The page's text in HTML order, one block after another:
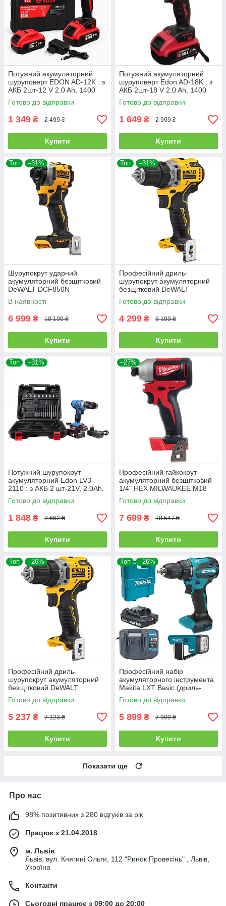
Потужний акумуляторний
шуруповерт EDON AD-12K : з
АКБ 2шт-12 V 2.0 Ah, 1400
об/хв, Нм 30, патрон 10 мм
Готово до відправки
1 349 ₴ 2 499 ₴
Купити
Потужний акумуляторний
шуруповерт Edon AD-18K : з
АКБ 2шт-18 V 2.0 Ah, 1400
об/хв, Нм 30, патрон 10 мм
Готово до відправки
1 649 ₴ 2 999 ₴
Купити
Топ –31%
Шурупокрут ударний
акумуляторний безщітковий
DeWALT DCF850N
В наявності
6 999 ₴ 10 199 ₴
Купити
Топ –31%
Професійний дриль-
шурупокрут акумуляторний
безщітковий DeWALT
DCD708N : без АКБ, 65Нм
(DCD708N)
Готово до відправки
4 299 ₴ 6 199 ₴
Купити
Топ –31%
Потужний шурупокрут
акумуляторний Edon LV3-
2110 : з АКБ 2 шт-21V, 2.0Ah,
26 Нм
Готово до відправки
1 848 ₴ 2 662 ₴
Купити
–27%
Професійний гайкокрут
акумуляторний безщітковий
1/4" HEX MILWAUKEE M18
CBLID-0 : без АКБ, 180Нм
Готово до відправки
7 699 ₴ 10 547 ₴
Купити
Топ –26%
Професійний дриль-
шурупокрут акумуляторний
безщітковий DeWALT
DCD701N : без АКБ, 57.5Нм
(DCD701N)
Готово до відправки
5 237 ₴ 7 123 ₴
Купити
Топ –26%
Професійний набір
акумуляторного інструмента
Makita LXT Basic (дриль-
шурупокрут DDF490WV +
ліхтар DEBDML186)
Готово до відправки
5 899 ₴ 7 999 ₴
Купити
Показати ще
Про нас
98% позитивних з 280 відгуків за рік
Працює з 21.04.2018
м. Львів
Львів, вул. Княгині Ольги, 112 "Ринок Провесінь" , Львів,
Україна
Контакти
Сьогодні працює з 09:00 до 20:00